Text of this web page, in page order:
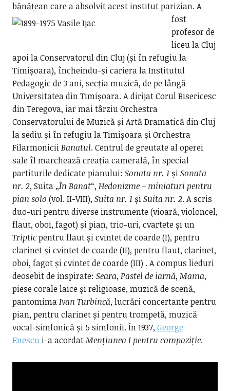
bănățean care a absolvit acest institut parizian.A
fost
profesor de
liceu la Cluj
apoi la Conservatorul din Cluj (și în refugiu la
Timișoara), încheindu-și cariera la Institutul
Pedagogic de 3 ani, secția muzică, de pe lângă
Universitatea din Timișoara. A dirijat Corul Bisericesc
din Teregova, iar mai târziu Orchestra
Conservatorului de Muzică și Artă Dramatică din Cluj
la sediu și în refugiu la Timișoara și Orchestra
FilarmoniciiBanatul. Centrul de greutate al operei
sale îl marchează creația camerală, în special
partiturile dedicate pianului: Sonata nr. 1 șiSonata
nr. 2, Suita „În Banat“, Hedonizme – miniaturi pentru
pian solo (vol. II-VIII), Suita nr. 1 șiSuita nr. 2. A scris
duo-uri pentru diverse instrumente (vioară, violoncel,
flaut, oboi, fagot) și pian, trio-uri, cvartete și un
Tripticpentru flaut și cvintet de coarde (I), pentru
clarinet și cvintet de coarde (II), pentru flaut, clarinet,
oboi, fagot și cvintet de coarde (III) . A compus lieduri
deosebit de inspirate: Seara, Pastel de iarnă, Mama,
piese corale laice și religioase, muzică de scenă,
pantomimaIvan Turbincă, lucrări concertante pentru
pian, pentru clarinet și pentru trompetă, muzică
vocal-simfonică și 5 simfonii. În 1937, George
Enescui-a acordatMențiunea I pentru compoziție.